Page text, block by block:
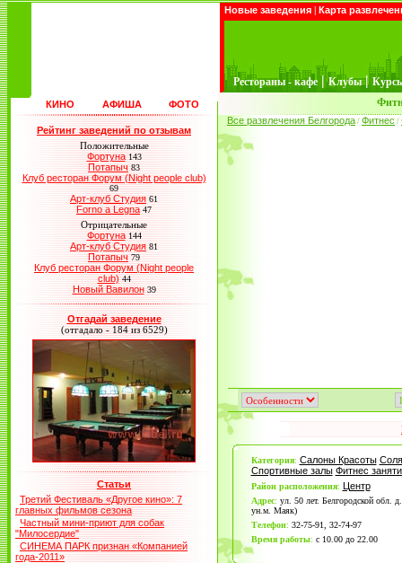
Новые заведения | Карта
Рестораны - кафе | Клубы |
КИНО АФИША ФОТО
Рейтинг заведений по отзывам
Положительные
Фортуна 143
Потапыч 83
Клуб ресторан Форум (Night people club)
69
Арт-клуб Студия 61
Forno a Legna 47
Отрицательные
Фортуна 144
Арт-клуб Студия 81
Потапыч 79
Клуб ресторан Форум (Night people
club) 44
Новый Вавилон 39
Отгадай заведение
(отгадало - 184 из 6529)
Статьи
Третий Фестиваль «Другое кино»: 7
главных фильмов сезона
Частный мини-приют для собак
"Милосердие"
СИНЕМА ПАРК признан «Компанией
года-2011»
Все развлечения Белгорода / Фитнес /
Категория: Салоны Красоты
Спортивные залы Фитнес
Район расположения: Центр
Адрес: ул. 50 лет. Белгородской обл.
ун.м. Маяк)
Телефон: 32-75-91, 32-74-97
Время работы: с 10.00 до 22.00